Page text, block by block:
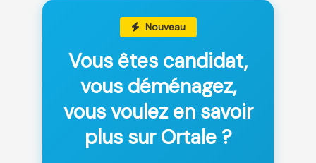
Nouveau
Vous êtes candidat,
vous déménagez,
vous voulez en savoir
plus sur Ortale ?